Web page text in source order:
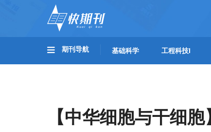
期刊导航 基础科学 工程科技I
【中华细胞与干细